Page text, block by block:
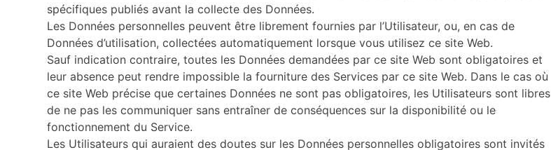
spécifiques publiés avant la collecte des Données.
Les Données personnelles peuvent être librement fournies par l’Utilisateur, ou, en cas de
Données d’utilisation, collectées automatiquement lorsque vous utilisez ce site Web.
Sauf indication contraire, toutes les Données demandées par ce site Web sont obligatoires et
leur absence peut rendre impossible la fourniture des Services par ce site Web. Dans le cas où
ce site Web précise que certaines Données ne sont pas obligatoires, les Utilisateurs sont libres
de ne pas les communiquer sans entraîner de conséquences sur la disponibilité ou le
fonctionnement du Service.
Les Utilisateurs qui auraient des doutes sur les Données personnelles obligatoires sont invités